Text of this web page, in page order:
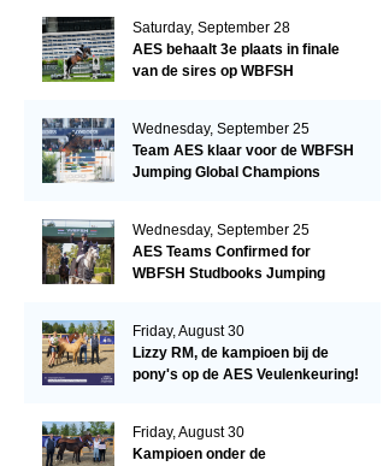
Saturday, September 28
AES behaalt 3e plaats in finale
van de sires op WBFSH
Wednesday, September 25
Team AES klaar voor de WBFSH
Jumping Global Champions
Wednesday, September 25
AES Teams Confirmed for
WBFSH Studbooks Jumping
Friday, August 30
Lizzy RM, de kampioen bij de
pony's op de AES Veulenkeuring!
Friday, August 30
Kampioen onder de